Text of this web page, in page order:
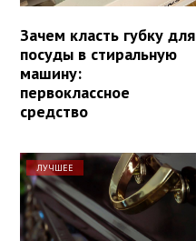
Зачем класть губку для
посуды в стиральную
машину:
первоклассное
средство
ЛУЧШЕЕ